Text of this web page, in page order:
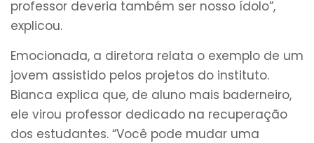
professor deveria também ser nosso ídolo”,
explicou.
Emocionada, a diretora relata o exemplo de um
jovem assistido pelos projetos do instituto.
Bianca explica que, de aluno mais baderneiro,
ele virou professor dedicado na recuperação
dos estudantes. “Você pode mudar uma